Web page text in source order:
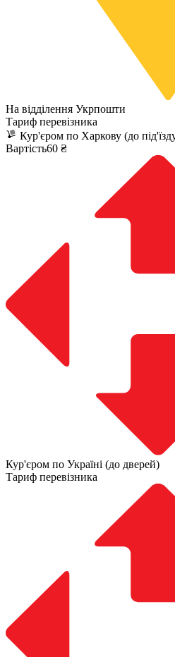
На відділення Укрпошти
Тариф перевізника
Кур'єром по Харкову (до
Вартість60 ₴
Кур'єром по Україні (до дверей)
Тариф перевізника